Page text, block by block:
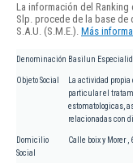
La información del
Slp. procede de la base de
S.A.U. (S.M.E.). Más
Denominación Basilun
Objeto Social
La actividad propia
particular el
estomatologicas,
relacionadas con
Domicilio
Social
Calle boix y Morer ,